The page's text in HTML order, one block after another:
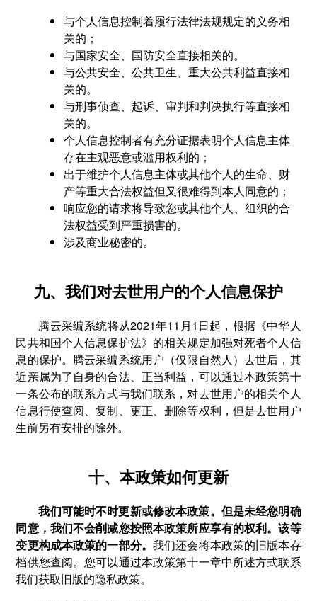
与个人信息控制着履行法律法规规定的义务相
关的；
与国家安全、国防安全直接相关的。
与公共安全、公共卫生、重大公共利益直接相
关的。
与刑事侦查、起诉、审判和判决执行等直接相
关的。
个人信息控制者有充分证据表明个人信息主体
存在主观恶意或滥用权利的；
出于维护个人信息主体或其他个人的生命、财
产等重大合法权益但又很难得到本人同意的；
响应您的请求将导致您或其他个人、组织的合
法权益受到严重损害的。
涉及商业秘密的。
九、我们对去世用户的个人信息保护
腾云采编系统将从2021年11月1日起，根据《中华人
民共和国个人信息保护法》的相关规定加强对死者个人信
息的保护。腾云采编系统用户（仅限自然人）去世后，其
近亲属为了自身的合法、正当利益，可以通过本政策第十
一条公布的联系方式与我们联系，对去世用户的相关个人
信息行使查阅、复制、更正、删除等权利，但是去世用户
生前另有安排的除外。
十、本政策如何更新
我们可能时不时更新或修改本政策。但是未经您明确
同意，我们不会削减您按照本政策所应享有的权利。该等
变更构成本政策的一部分。 我们还会将本政策的旧版本存
档供您查阅。您可以通过本政策第十一章中所述方式联系
我们获取旧版的隐私政策。